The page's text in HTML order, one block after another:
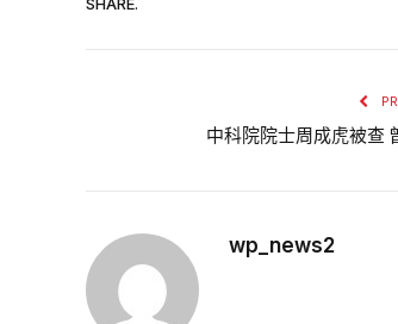
中科院院士周成虎被查
wp_news2